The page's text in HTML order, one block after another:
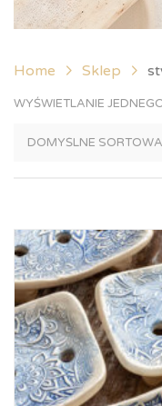
Home Sklep
WYŚWIETLANIE